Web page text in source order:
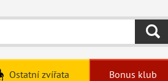
HLEDAT
Ostatní zvířata Bonus klub